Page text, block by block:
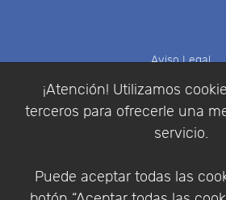
¡Atención! Utilizamos
terceros para ofrecerle una
servicio.
Puede aceptar todas las
Aviso Legal
Política de
Condiciones de
Identificarse